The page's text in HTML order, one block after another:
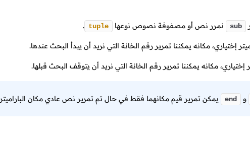
sub نمرر نص أو مصفوفة نصوص نوعها tuple
.
إختياري، مكانه يمكننا تمرير رقم الخانة التي نريد أن يبدأ البحث عندها.
إختياري، مكانه يمكننا تمرير رقم الخانة التي نريد أن يتوقف البحث قبلها.
و end يمكن تمرير قيم مكانهما فقط في حال تم تمرير نص عادي مكان الباراميتر